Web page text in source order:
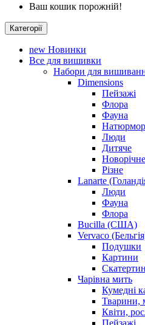
Ваш кошик порожній!
Категорії
new Новинки
Все для вишивки
Набори для
Dimensions
Пейзажі
Флора
Фауна
Люди
Дитяче
Новорічне
Різне
Lanarte
Люди
Фауна
Флора
Bucilla (США)
Vervaco
Подушки
Картини
Чарiвна мить
Кумедні
Тварини,
Квіти,
Пейзажі